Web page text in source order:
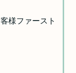
様ファースト